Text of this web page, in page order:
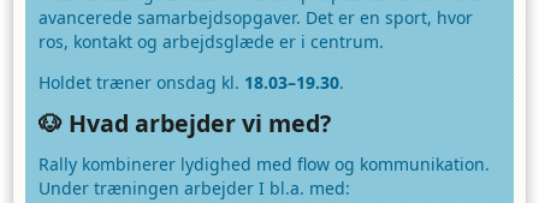
avancerede samarbejdsopgaver. Det er en sport, hvor
ros, kontakt og arbejdsglæde er i centrum.
Holdet træner onsdag kl. 18.03–19.30.
🐶 Hvad arbejder vi med?
Rally kombinerer lydighed med flow og kommunikation.
Under træningen arbejder I bl.a. med: